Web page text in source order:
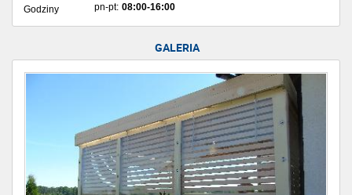
Godziny pn-pt: 08:00-16:00
GALERIA